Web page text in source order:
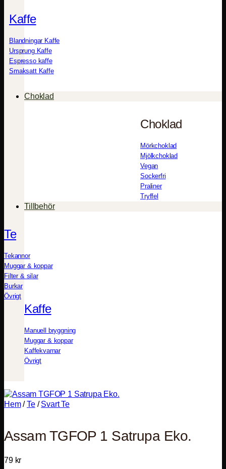
Kaffe
Blandningar Kaffe
Ursprung Kaffe
Espresso kaffe
Smaksatt Kaffe
Choklad
Choklad
Mörkchoklad
Mjölkchoklad
Vegan
Sockerfri
Praliner
Tryffel
Tillbehör
Te
Tekannor
Muggar & koppar
Filter & silar
Burkar
Övrigt
Kaffe
Manuell bryggning
Muggar & koppar
Kaffekvarnar
Övrigt
Hem / Te / Svart Te
Assam TGFOP 1 Satrupa Eko.
79 kr